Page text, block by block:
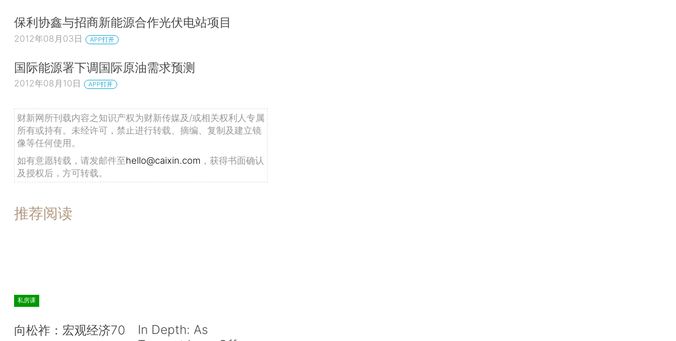
保利协鑫与招商新能源合作光伏电站项目
2012年08月03日 APP打开
国际能源署下调国际原油需求预测
2012年08月10日 APP打开
财新网所刊载内容之知识产权为财新传媒及/或相关权利人专属
所有或持有。未经许可，禁止进行转载、摘编、复制及建立镜
像等任何使用。
如有意愿转载，请发邮件至hello@caixin.com ，获得书面确认
及授权后，方可转载。
推荐阅读
私房课
向松祚：宏观经济70
In Depth: As